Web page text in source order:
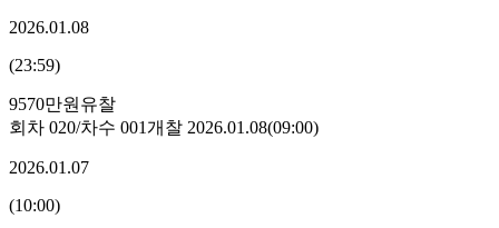
2026.01.08
(23:59)
9570만원 유찰
회차 020/차수 001개찰 2026.01.08(09:00)
2026.01.07
(10:00)